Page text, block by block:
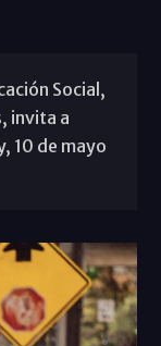
Social,
invita a
10 de mayo